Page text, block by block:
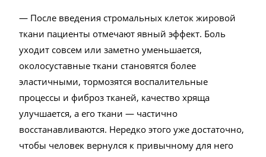
— После введения стромальных клеток жировой
ткани пациенты отмечают явный эффект. Боль
уходит совсем или заметно уменьшается,
околосуставные ткани становятся более
эластичными, тормозятся воспалительные
процессы и фиброз тканей, качество хряща
улучшается, а его ткани — частично
восстанавливаются. Нередко этого уже достаточно,
чтобы человек вернулся к привычному для него